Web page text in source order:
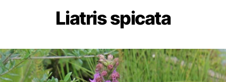
Liatris spicata